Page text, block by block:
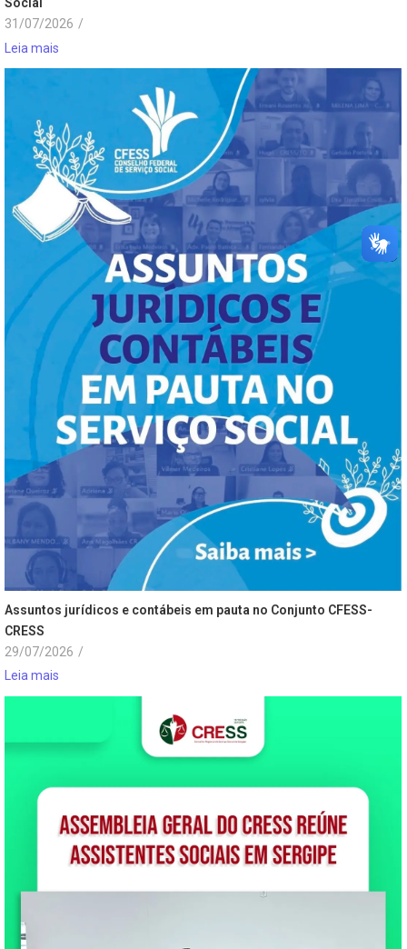
Social
31/07/2026 /
Leia mais
Assuntos jurídicos e contábeis em pauta no Conjunto CFESS-
CRESS
29/07/2026 /
Leia mais